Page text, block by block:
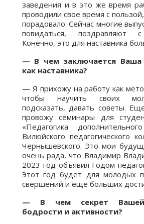
заведения и в это же время
проводили свое время с
порадовало. Сейчас многие
повидаться, поздравляют
Конечно, это для наставника
— В чем заключается Ваша
как наставника?
— Я прихожу на работу как
чтобы научить своих
подсказать, давать советы.
провожу семинары для
«Педагогика
Вилюйского педагогического
Чернышевского. Это мои
очень рада, что Владимир
2023 год объявил Годом
Этот год будет для молодых
свершений и еще больших
— В чем секрет Вашей
бодрости и активности?